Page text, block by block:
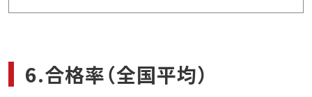
6.合格率（全国平均）